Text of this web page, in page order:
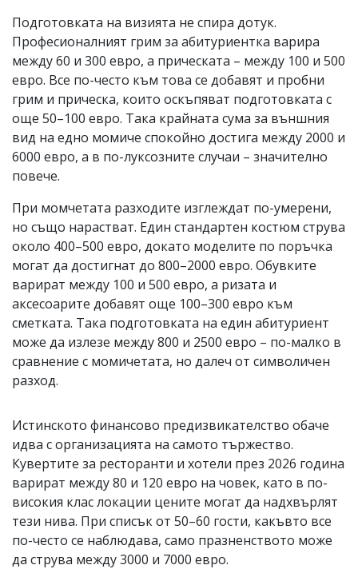
Подготовката на визията не спира дотук.
Професионалният грим за абитуриентка варира
между 60 и 300 евро, а прическата – между 100 и 500
евро. Все по-често към това се добавят и пробни
грим и прическа, които оскъпяват подготовката с
още 50–100 евро. Така крайната сума за външния
вид на едно момиче спокойно достига между 2000 и
6000 евро, а в по-луксозните случаи – значително
повече.
При момчетата разходите изглеждат по-умерени,
но също нарастват. Един стандартен костюм струва
около 400–500 евро, докато моделите по поръчка
могат да достигнат до 800–2000 евро. Обувките
варират между 100 и 500 евро, а ризата и
аксесоарите добавят още 100–300 евро към
сметката. Така подготовката на един абитуриент
може да излезе между 800 и 2500 евро – по-малко в
сравнение с момичетата, но далеч от символичен
разход.
Истинското финансово предизвикателство обаче
идва с организацията на самото тържество.
Кувертите за ресторанти и хотели през 2026 година
варират между 80 и 120 евро на човек, като в по-
високия клас локации цените могат да надхвърлят
тези нива. При списък от 50–60 гости, какъвто все
по-често се наблюдава, само празненството може
да струва между 3000 и 7000 евро.